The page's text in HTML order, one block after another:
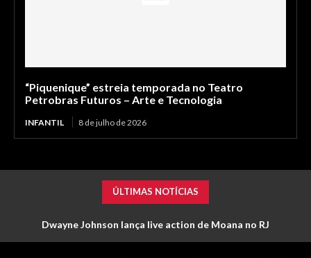
“Piquenique” estreia temporada no Teatro
Petrobras Futuros – Arte e Tecnologia
INFANTIL 8 de julho de 2026
ÚLTIMAS NOTÍCIAS
Dwayne Johnson lança live action de Moana no RJ
Supergirl, novo filme da DC, movimenta fãs brasileiros